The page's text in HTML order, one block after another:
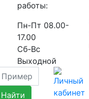
работы:
Пн-Пт 08.00-
17.00
Сб-Вс
Выходной